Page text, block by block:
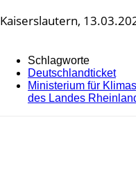
Kaiserslautern,
Schlagworte
Deutschlandticket
Ministerium für
des Landes